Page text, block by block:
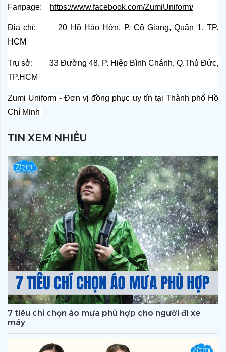
TIN XEM NHIỀU
7 tiêu chí chọn áo mưa phù hợp cho người đi xe
máy
Fanpage: https://www.facebook.com/ZumiUniform/
Địa chỉ:       20 Hồ Hảo Hớn, P. Cô Giang, Quận 1, TP.
HCM
Trụ sở:        33 Đường 48, P. Hiệp Bình Chánh, Q.Thủ Đức,
TP.HCM
Zumi Uniform - Đơn vị đồng phục uy tín tại Thành phố Hồ
Chí Minh